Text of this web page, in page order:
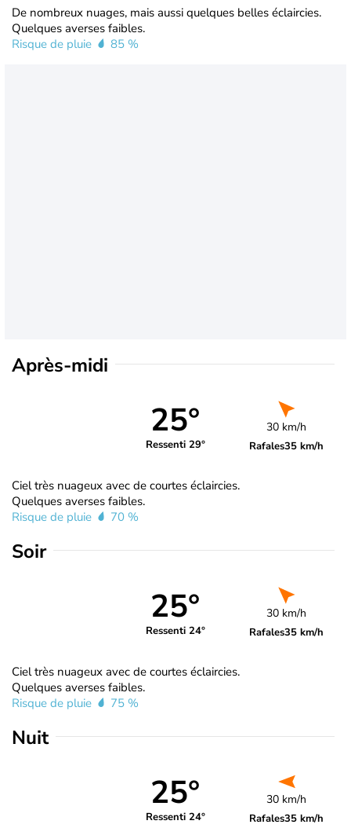
De nombreux nuages, mais aussi quelques belles éclaircies.
Quelques averses faibles.
Risque de pluie
85 %
Après-midi
25°
Ressenti 29°
30 km/h
Rafales35 km/h
Ciel très nuageux avec de courtes éclaircies.
Quelques averses faibles.
Risque de pluie
70 %
Soir
25°
Ressenti 24°
30 km/h
Rafales35 km/h
Ciel très nuageux avec de courtes éclaircies.
Quelques averses faibles.
Risque de pluie
75 %
Nuit
25°
Ressenti 24°
30 km/h
Rafales35 km/h